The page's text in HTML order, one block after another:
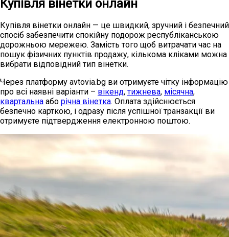
Купівля вінетки онлайн
Купівля вінетки онлайн — це швидкий, зручний і безпечний
спосіб забезпечити спокійну подорож республіканською
дорожньою мережею. Замість того щоб витрачати час на
пошук фізичних пунктів продажу, кількома кліками можна
вибрати відповідний тип вінетки.
Через платформу avtovia.bg ви отримуєте чітку інформацію
про всі наявні варіанти – вікенд,тижнева, місячна,
квартальна або річна вінетка. Оплата здійснюється
безпечно карткою, і одразу після успішної транзакції ви
отримуєте підтвердження електронною поштою.